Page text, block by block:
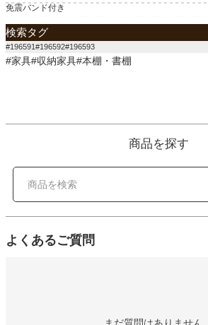
免震バンド付き
検索タグ
#196591#196592#196593
#家具#収納家具#本棚・書棚
商品を探す
よくあるご質問